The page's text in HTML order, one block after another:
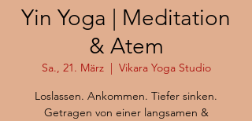
Yin Yoga | Meditation
& Atem
Sa., 21. März
  |
Vikara Yoga Studio
Loslassen. Ankommen. Tiefer sinken.
Getragen von einer langsamen &